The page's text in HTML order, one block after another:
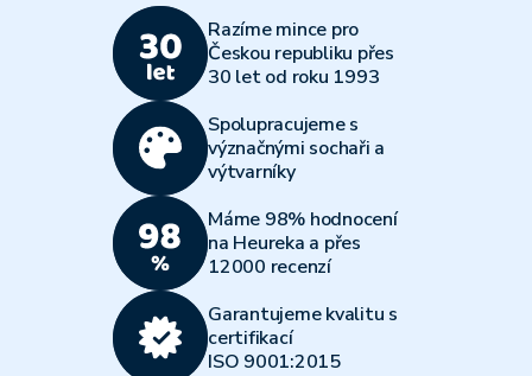
Razíme mince pro
Českou republiku přes
30 let od roku 1993
Spolupracujeme s
význačnými sochaři a
výtvarníky
Máme 98% hodnocení
na Heureka a přes
12000 recenzí
Garantujeme kvalitu s
certifikací
ISO 9001:2015